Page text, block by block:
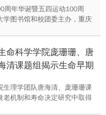
周年华诞暨五四运动100周
学图书馆和校团委主办，重庆
命科学学院庞珊珊、唐
清课题组揭示生命早期
制
生理学团队唐海清、庞珊珊课
老机制和寿命决定研究中取得